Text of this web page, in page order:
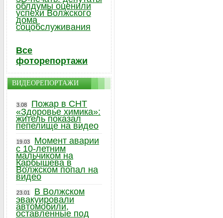
облдумы оценили
успехи Волжского
дома
соцобслуживания
Все
фоторепортажи
ВИДЕОРЕПОРТАЖИ
3.08
Пожар в СНТ
«Здоровье химика»:
житель показал
пепелище на видео
19.03
Момент аварии
с 10-летним
мальчиком на
Карбышева в
Волжском попал на
видео
23.01
В Волжском
эвакуировали
автомобили,
оставленные под